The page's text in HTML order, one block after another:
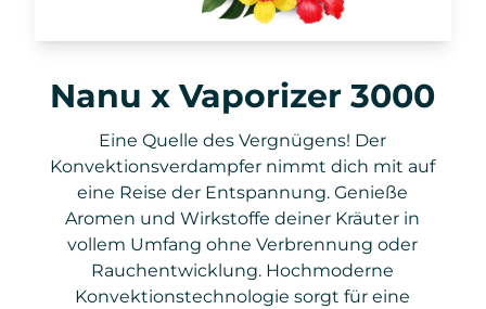
Nanu x Vaporizer 3000
Eine Quelle des Vergnügens! Der
Konvektionsverdampfer nimmt dich mit auf
eine Reise der Entspannung. Genieße
Aromen und Wirkstoffe deiner Kräuter in
vollem Umfang ohne Verbrennung oder
Rauchentwicklung. Hochmoderne
Konvektionstechnologie sorgt für eine